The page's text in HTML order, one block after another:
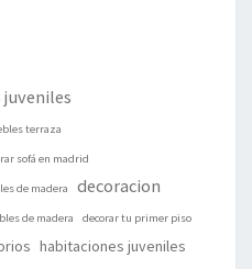
juveniles
terraza
sofá en madrid
de madera decoracion
de madera decorar tu primer piso
habitaciones juveniles